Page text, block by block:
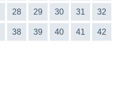
28 29 30 31 32
38 39 40 41 42